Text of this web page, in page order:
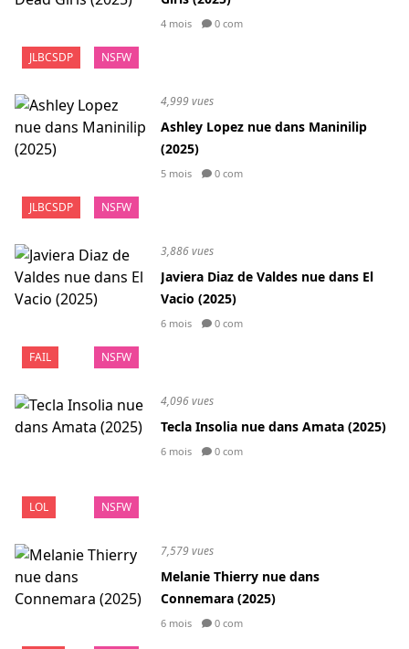
JLBCSDP NSFW
4 mois 0 com
JLBCSDP NSFW
4,999 vues
Ashley Lopez nue dans Maninilip
(2025)
5 mois 0 com
FAIL NSFW
3,886 vues
Javiera Diaz de Valdes nue dans El
Vacio (2025)
6 mois 0 com
LOL NSFW
4,096 vues
Tecla Insolia nue dans Amata (2025)
6 mois 0 com
7,579 vues
Melanie Thierry nue dans
Connemara (2025)
6 mois 0 com